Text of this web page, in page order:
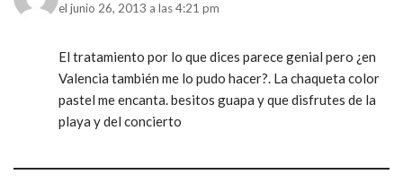
el junio 26, 2013 a las 4:21 pm
El tratamiento por lo que dices parece genial pero ¿en
Valencia también me lo pudo hacer?. La chaqueta color
pastel me encanta. besitos guapa y que disfrutes de la
playa y del concierto